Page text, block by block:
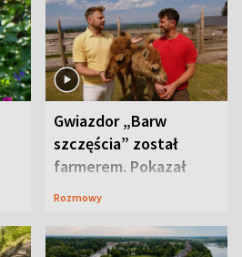
Gwiazdor „Barw
szczęścia” został
farmerem. Pokazał
swoje niezwykłe
Rozmowy